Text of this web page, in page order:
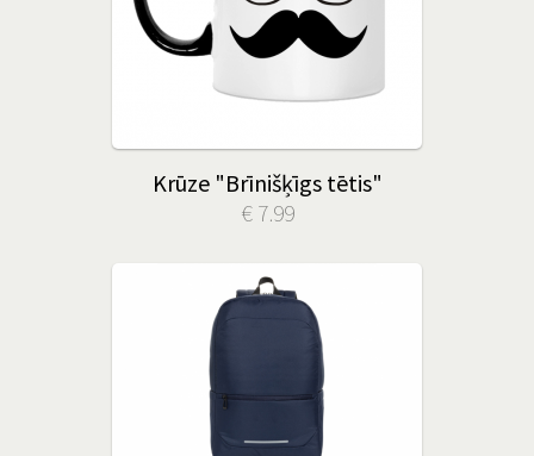
Krūze "Brīnišķīgs tētis"
€ 7.99